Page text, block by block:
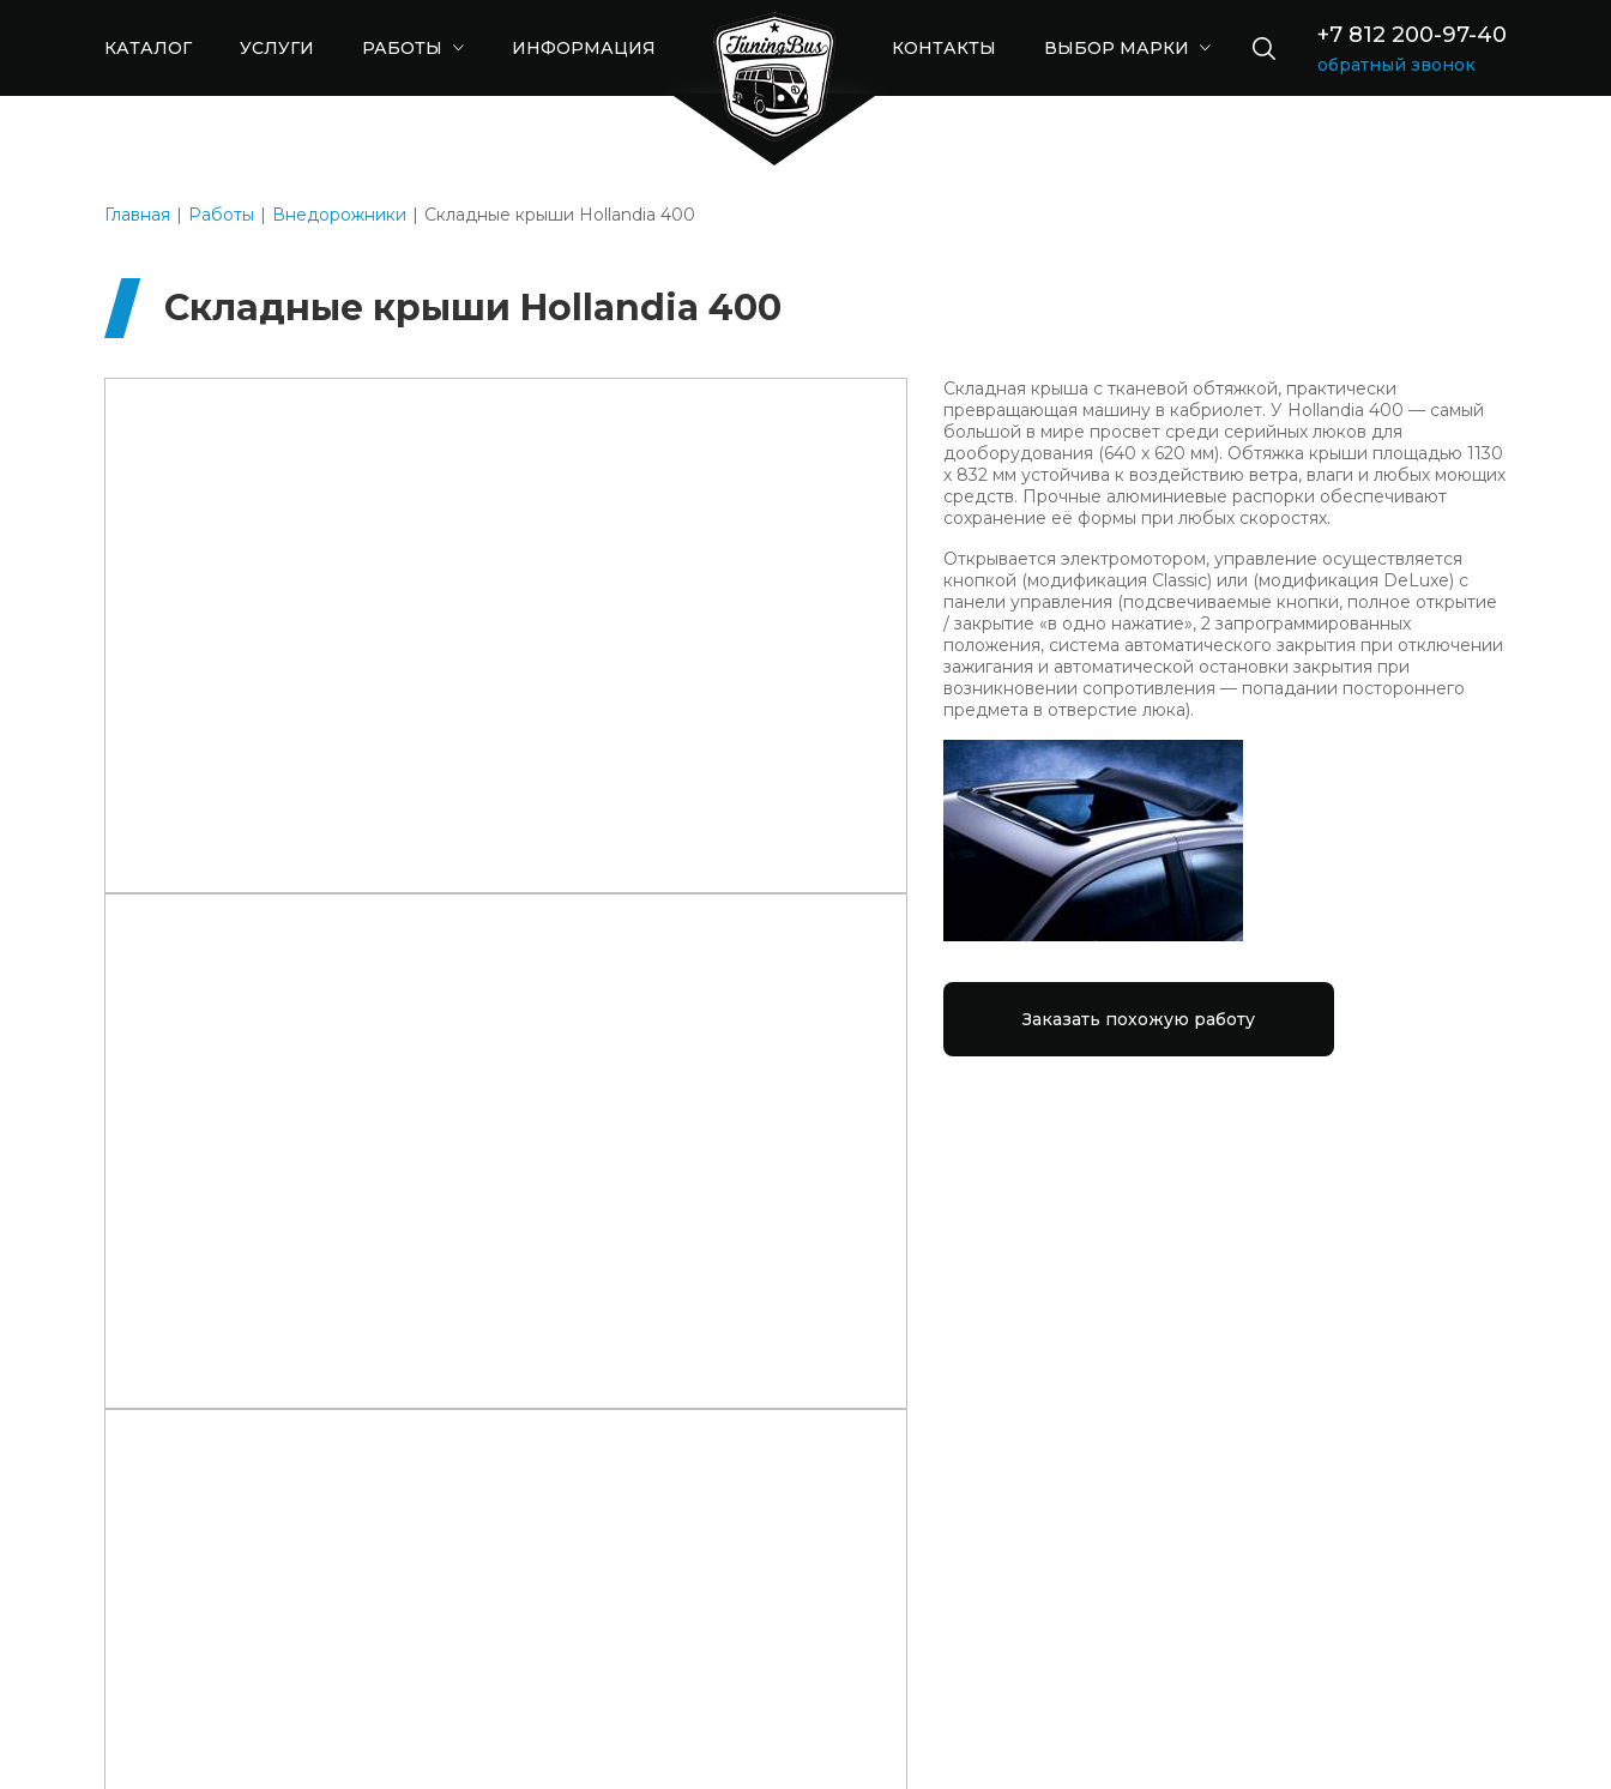
КАТАЛОГ УСЛУГИ РАБОТЫ ИНФОРМАЦИЯ КОНТАКТЫ ВЫБОР МАРКИ
+7 812 200-97-40
обратный звонок
Главная Работы Внедорожники Складные крыши Hollandia 400
Складные крыши Hollandia 400
Складная крыша с тканевой обтяжкой, практически
превращающая машину в кабриолет. У Hollandia 400 — самый
большой в мире просвет среди серийных люков для
дооборудования (640 х 620 мм). Обтяжка крыши площадью 1130
х 832 мм устойчива к воздействию ветра, влаги и любых моющих
средств. Прочные алюминиевые распорки обеспечивают
сохранение её формы при любых скоростях.
Открывается электромотором, управление осуществляется
кнопкой (модификация Classic) или (модификация DeLuxe) с
панели управления (подсвечиваемые кнопки, полное открытие
/ закрытие «в одно нажатие», 2 запрограммированных
положения, система автоматического закрытия при отключении
зажигания и автоматической остановки закрытия при
возникновении сопротивления — попадании постороннего
предмета в отверстие люка).
Заказать похожую работу